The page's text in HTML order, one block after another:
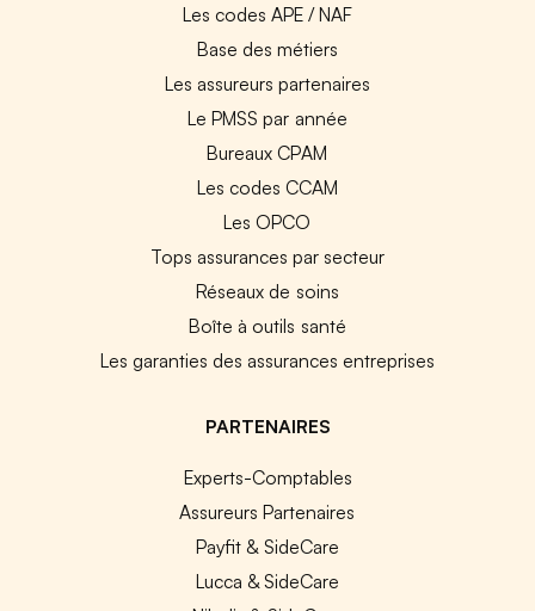
Les codes APE / NAF
Base des métiers
Les assureurs partenaires
Le PMSS par année
Bureaux CPAM
Les codes CCAM
Les OPCO
Tops assurances par secteur
Réseaux de soins
Boîte à outils santé
Les garanties des assurances entreprises
PARTENAIRES
Experts-Comptables
Assureurs Partenaires
Payfit & SideCare
Lucca & SideCare